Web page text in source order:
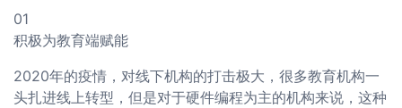
01
积极为教育端赋能
2020年的疫情，对线下机构的打击极大，很多教育机构一
头扎进线上转型，但是对于硬件编程为主的机构来说，这种